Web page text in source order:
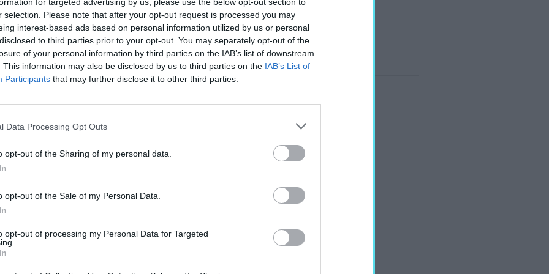
selection. Please note that after your opt-out request is processed you may
interest-based ads based on personal information utilized by us or personal
to third parties prior to your opt-out. You may separately opt-out of the
of your personal information by third parties on the IAB’s list of downstream
This information may also be disclosed by us to third parties on the IAB’s List of
Participants that may further disclose it to other third parties.
Data Processing Opt Outs
opt-out of the Sharing of my personal data.
opt-out of the Sale of my Personal Data.
opt-out of processing my Personal Data for Targeted
a
Csoport a Magyar
Budapest
MEG AZ
RÉVÉN.